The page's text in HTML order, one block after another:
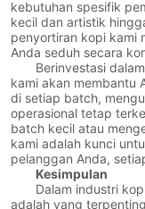
kebutuhan spesifik
kecil dan artistik
penyortiran kopi kami
Anda seduh secara
Berinvestasi dalam
kami akan membantu
di setiap batch,
operasional tetap
batch kecil atau
kami adalah kunci
pelanggan Anda,
Kesimpulan
Dalam industri kopi
adalah yang